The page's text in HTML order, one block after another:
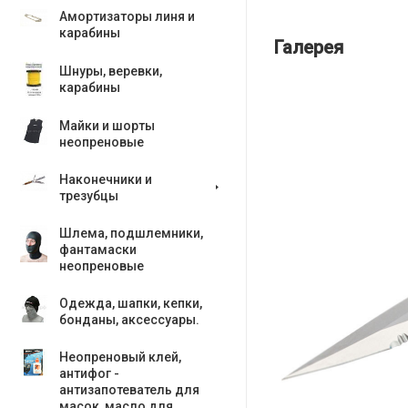
Амортизаторы линя и
карабины
Шнуры, веревки,
карабины
Майки и шорты
неопреновые
Наконечники и
трезубцы
Шлема, подшлемники,
фантамаски
неопреновые
Одежда, шапки, кепки,
бонданы, аксесcуары.
Неопреновый клей,
антифог -
антизапотеватель для
Галерея